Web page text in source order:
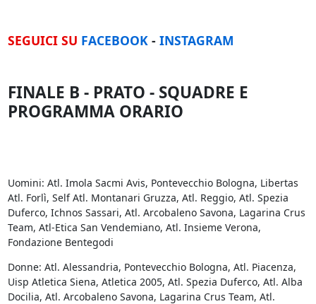
SEGUICI SU FACEBOOK- INSTAGRAM
FINALE B - PRATO - SQUADRE E
PROGRAMMA ORARIO
Uomini: Atl. Imola Sacmi Avis, Pontevecchio Bologna, Libertas
Atl. Forlì, Self Atl. Montanari Gruzza, Atl. Reggio, Atl. Spezia
Duferco, Ichnos Sassari, Atl. Arcobaleno Savona, Lagarina Crus
Team, Atl-Etica San Vendemiano, Atl. Insieme Verona,
Fondazione Bentegodi
Donne: Atl. Alessandria, Pontevecchio Bologna, Atl. Piacenza,
Uisp Atletica Siena, Atletica 2005, Atl. Spezia Duferco, Atl. Alba
Docilia, Atl. Arcobaleno Savona, Lagarina Crus Team, Atl.